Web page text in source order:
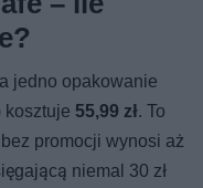
jedno opakowanie
kosztuje 55,99 zł. To
promocji wynosi aż
niemal 30 zł